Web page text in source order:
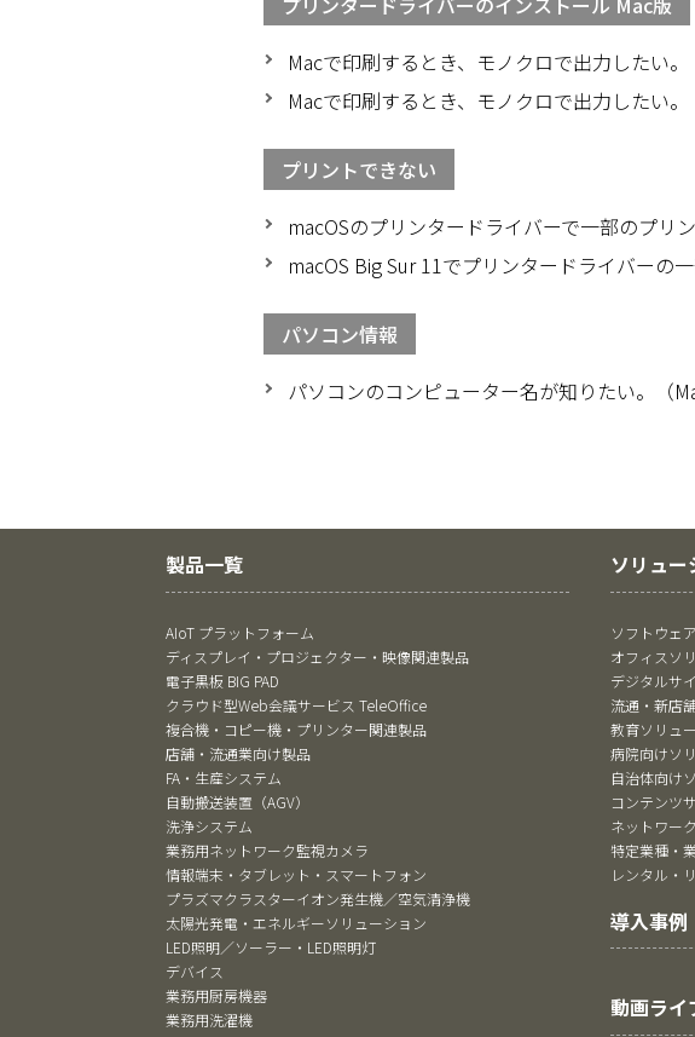
Macで印刷するとき、モノクロで出力したい。
Macで印刷するとき、モノクロで出力したい。
プリントできない
macOSのプリンタードライバーで一部のプリ
macOS Big Sur 11でプリンタードライバーの
パソコン情報
パソコンのコンピューター名が知りたい。（
製品一覧
AIoT プラットフォーム
ディスプレイ・プロジェクター・映像関連製品
電子黒板 BIG PAD
クラウド型Web会議サービス TeleOffice
複合機・コピー機・プリンター関連製品
店舗・流通業向け製品
FA・生産システム
自動搬送装置（AGV）
洗浄システム
業務用ネットワーク監視カメラ
情報端末・タブレット・スマートフォン
プラズマクラスターイオン発生機／空気清浄機
太陽光発電・エネルギーソリューション
LED照明／ソーラー・LED照明灯
デバイス
業務用厨房機器
業務用洗濯機
ソリュー
ソフトウェ
オフィスソ
デジタルサ
流通・新店
教育ソリュ
病院向けソ
自治体向け
コンテンツ
ネットワー
特定業種・
レンタル・
導入事例
動画ライ